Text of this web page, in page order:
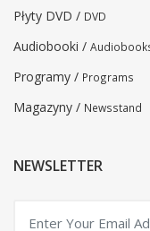
Płyty DVD / DVD
Audiobooki /
Programy / Programs
Magazyny / Newsstand
NEWSLETTER